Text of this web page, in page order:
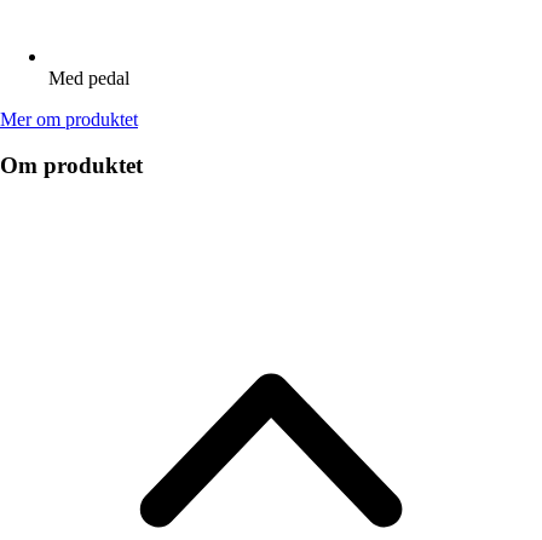
Med pedal
Mer om produktet
Om produktet